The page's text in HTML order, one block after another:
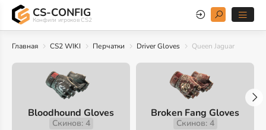
CS-CONFIG
Конфиги игроков CS2
Главная CS2 WIKI Перчатки Driver Gloves Queen Jaguar
Bloodhound Gloves
Скинов: 4
Broken Fang Gloves
Скинов: 4